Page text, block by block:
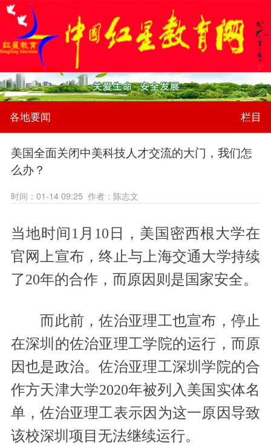
各地要闻 栏目
美国全面关闭中美科技人才交流的大门，我们怎
么办？
时间：01-14 09:25 作者：陈志文
当地时间1月10日，美国密西根大学在
官网上宣布，终止与上海交通大学持续
了20年的合作，而原因则是国家安全。
而此前，佐治亚理工也宣布，停止
在深圳的佐治亚理工学院的运行，而原
因也是政治。佐治亚理工深圳学院的合
作方天津大学2020年被列入美国实体名
单，佐治亚理工表示因为这一原因导致
该校深圳项目无法继续运行。